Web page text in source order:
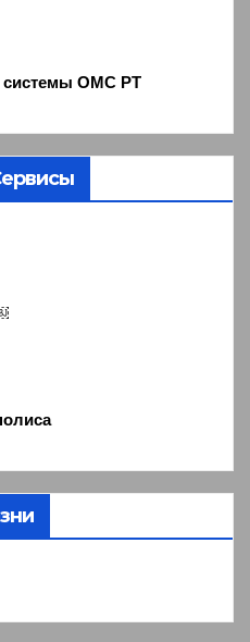
системы ОМС РТ